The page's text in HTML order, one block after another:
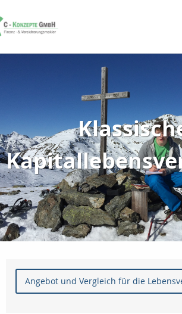
Angebot und Vergleich für die